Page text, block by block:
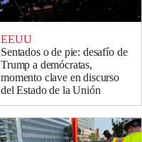
EEUU
Sentados o de pie: desafío de
Trump a demócratas,
momento clave en discurso
del Estado de la Unión